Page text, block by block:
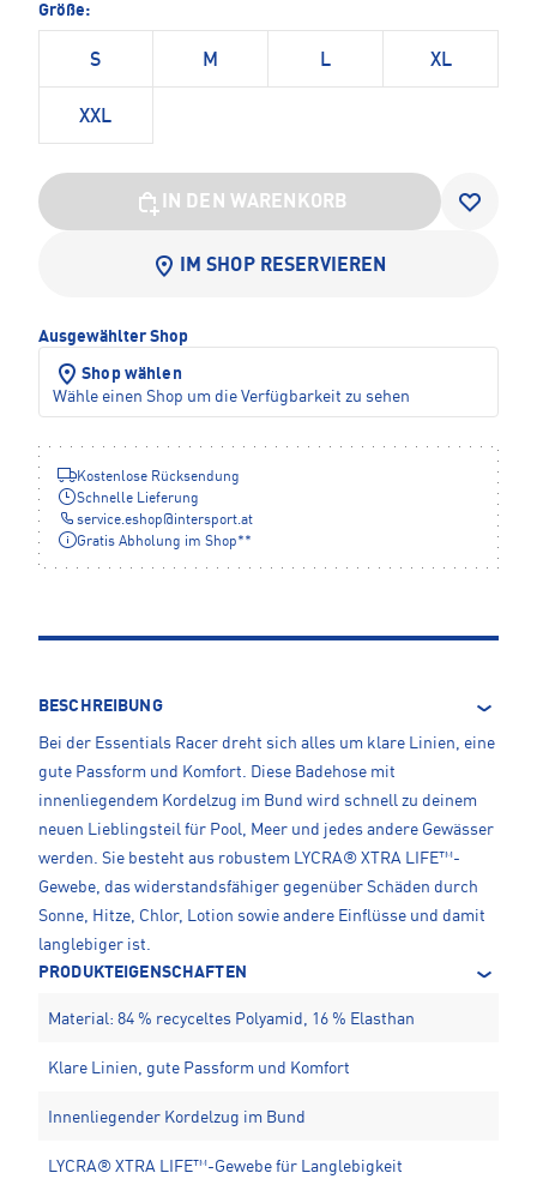
Größe:
S M L XL
XXL
IN DEN WARENKORB
IM SHOP RESERVIEREN
Ausgewählter Shop
Shop wählen
Wähle einen Shop um die Verfügbarkeit zu sehen
Kostenlose Rücksendung
Schnelle Lieferung
service.eshop@intersport.at
Gratis Abholung im Shop**
BESCHREIBUNG
Bei der Essentials Racer dreht sich alles um klare Linien, eine
gute Passform und Komfort. Diese Badehose mit
innenliegendem Kordelzug im Bund wird schnell zu deinem
neuen Lieblingsteil für Pool, Meer und jedes andere Gewässer
werden. Sie besteht aus robustem LYCRA® XTRA LIFE™-
Gewebe, das widerstandsfähiger gegenüber Schäden durch
Sonne, Hitze, Chlor, Lotion sowie andere Einflüsse und damit
langlebiger ist.
PRODUKTEIGENSCHAFTEN
Material: 84 % recyceltes Polyamid, 16 % Elasthan
Klare Linien, gute Passform und Komfort
Innenliegender Kordelzug im Bund
LYCRA® XTRA LIFE™-Gewebe für Langlebigkeit